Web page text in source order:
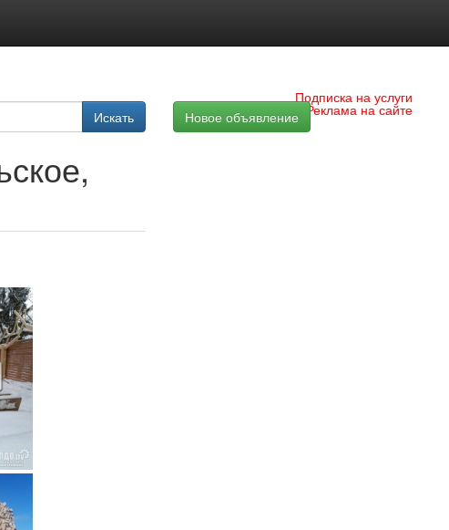
Подписка на услуги
Реклама на сайте
Искать Новое объявление